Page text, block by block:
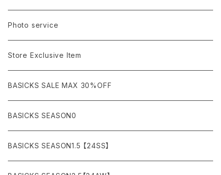
ANCHOR
asics
agnes b
ARC'TERYX
VEST(ベスト）
JACKET (ジャケット)
DENIM (デニム)
CARGO (カーゴ)
Sandals
Boots
Cap/Hat
Bag / Wallet
Watch
Interior
Figure/etc...
¥1,000〜¥5,000
¥5,000〜¥10,000
¥10,000〜¥30,000
¥30,000〜¥50,000
¥50,000〜¥100,000
Photo service
Store Exclusive Item
BASICKS SALE MAX 30%OFF
BASICKS SEASON0
BASICKS SEASON1.5 【24SS】